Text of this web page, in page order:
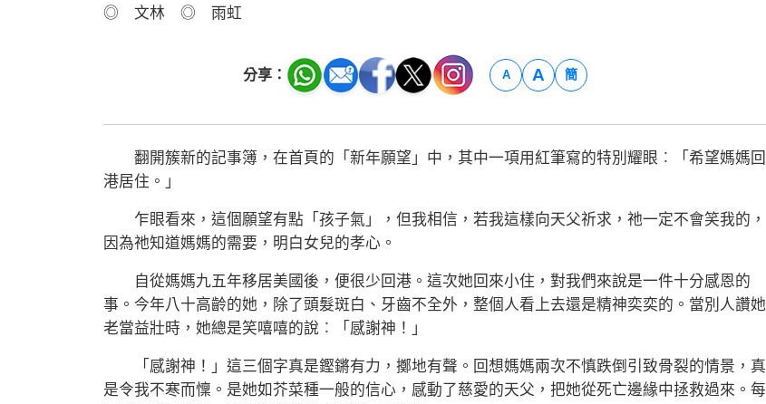
◎ 文林 ◎ 雨虹
分享： A A 簡
翻開簇新的記事簿，在首頁的「新年願望」中，其中一項用紅筆寫的特別耀眼︰「希望媽媽回
港居住。」
乍眼看來，這個願望有點「孩子氣」，但我相信，若我這樣向天父祈求，祂一定不會笑我的，
因為祂知道媽媽的需要，明白女兒的孝心。
自從媽媽九五年移居美國後，便很少回港。這次她回來小住，對我們來說是一件十分感恩的
事。今年八十高齡的她，除了頭髮斑白、牙齒不全外，整個人看上去還是精神奕奕的。當別人讚她
老當益壯時，她總是笑嘻嘻的說︰「感謝神！」
「感謝神！」這三個字真是鏗鏘有力，擲地有聲。回想媽媽兩次不慎跌倒引致骨裂的情景，真
是令我不寒而懍。是她如芥菜種一般的信心，感動了慈愛的天父，把她從死亡邊緣中拯救過來。每